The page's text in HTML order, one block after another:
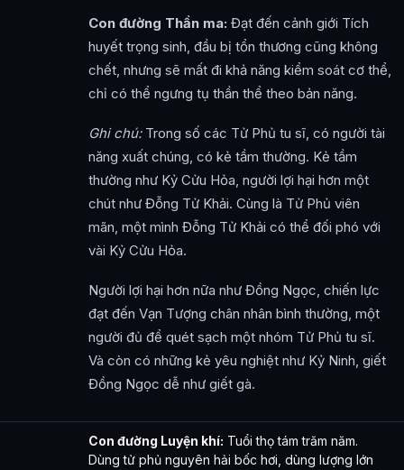
Con đường Thần ma: Đạt đến cảnh giới Tích
huyết trọng sinh, đầu bị tổn thương cũng không
chết, nhưng sẽ mất đi khả năng kiểm soát cơ thể,
chỉ có thể ngưng tụ thần thể theo bản năng.
Ghi chú:Trong số các Tử Phủ tu sĩ, có người tài
năng xuất chúng, có kẻ tầm thường. Kẻ tầm
thường như Kỷ Cửu Hỏa, người lợi hại hơn một
chút như Đỗng Tử Khải. Cùng là Tử Phủ viên
mãn, một mình Đỗng Tử Khải có thể đối phó với
vài Kỷ Cửu Hỏa.
Người lợi hại hơn nữa như Đồng Ngọc, chiến lực
đạt đến Vạn Tượng chân nhân bình thường, một
người đủ để quét sạch một nhóm Tử Phủ tu sĩ.
Và còn có những kẻ yêu nghiệt như Kỷ Ninh, giết
Đồng Ngọc dễ như giết gà.
Con đường Luyện khí: Tuổi thọ tám trăm năm.
Dùng tử phủ nguyên hải bốc hơi, dùng lượng lớn